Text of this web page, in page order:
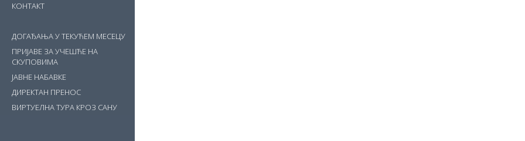
КОНТАКТ
ДОГАЂАЊА У ТЕКУЋЕМ МЕСЕЦУ
ПРИЈАВЕ ЗА УЧЕШЋЕ НА
СКУПОВИМА
ЈАВНЕ НАБАВКЕ
ДИРЕКТАН ПРЕНОС
ВИРТУЕЛНА ТУРА КРОЗ САНУ